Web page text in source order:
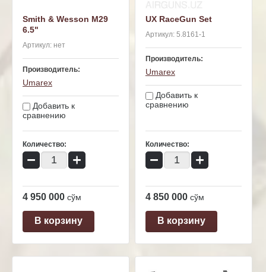
Smith & Wesson M29
6.5"
Артикул: нет
Производитель:
Umarex
Добавить к
сравнению
Количество:
− +
4 950 000 сўм
В корзину
UX RaceGun Set
Артикул:5.8161-1
Производитель:
Umarex
Добавить к
сравнению
Количество:
− +
4 850 000 сўм
В корзину